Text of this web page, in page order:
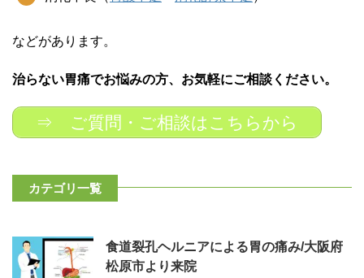
などがあります。
治らない胃痛でお悩みの方、お気軽にご相談ください。
⇒ ご質問・ご相談はこちらから
カテゴリ一覧
食道裂孔ヘルニアによる胃の痛み/大阪府
松原市より来院